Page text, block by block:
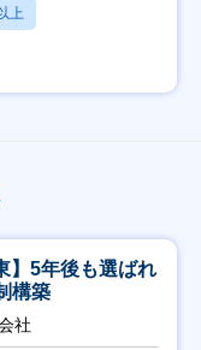
上
】5年後も選ばれ
構築
社